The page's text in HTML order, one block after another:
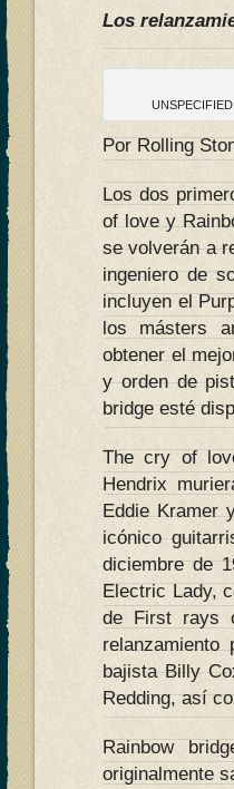
Los
Por Rolling
Los dos
of love y
se volverán a
ingeniero de
incluyen el
los másters
obtener el
y orden de
bridge esté
The cry of
Hendrix
Eddie Kramer
icónico
diciembre de
Electric Lady,
de First rays
relanzamiento
bajista Billy
Redding, así
Rainbow
originalmente